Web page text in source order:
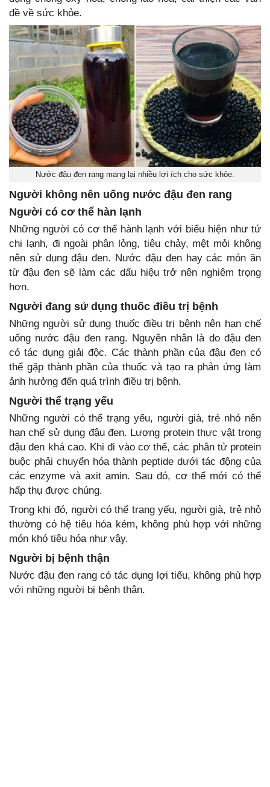
đề về sức khỏe.
Nước đậu đen rang mang lại nhiều lợi ích cho sức khỏe.
Người không nên uống nước đậu đen rang
Người có cơ thể hàn lạnh
Những người có cơ thể hành lạnh với biểu hiện như tứ
chi lạnh, đi ngoài phân lỏng, tiêu chảy, mệt mỏi không
nên sử dụng đậu đen. Nước đậu đen hay các món ăn
từ đậu đen sẽ làm các dấu hiệu trở nên nghiêm trọng
hơn.
Người đang sử dụng thuốc điều trị bệnh
Những người sử dụng thuốc điều trị bệnh nên hạn chế
uống nước đậu đen rang. Nguyên nhân là do đậu đen
có tác dụng giải độc. Các thành phần của đậu đen có
thể gặp thành phần của thuốc và tạo ra phản ứng làm
ảnh hưởng đến quá trình điều trị bệnh.
Người thể trạng yếu
Những người có thể trạng yếu, người già, trẻ nhỏ nên
hạn chế sử dụng đậu đen. Lượng protein thực vật trong
đậu đen khá cao. Khi đi vào cơ thể, các phân tử protein
buộc phải chuyển hóa thành peptide dưới tác động của
các enzyme và axit amin. Sau đó, cơ thể mới có thể
hấp thụ được chúng.
Trong khi đó, người có thể trạng yếu, người già, trẻ nhỏ
thường có hệ tiêu hóa kém, không phù hợp với những
món khó tiêu hóa như vậy.
Người bị bệnh thận
Nước đậu đen rang có tác dụng lợi tiểu, không phù hợp
với những người bị bệnh thận.